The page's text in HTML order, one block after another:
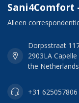
Alleen
Dorpsstraat
2903LA
the Netherlands
+31 625057806